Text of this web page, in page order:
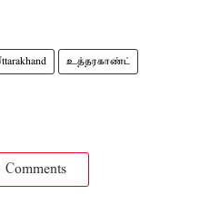
உத்தரகாண்ட்
Comments